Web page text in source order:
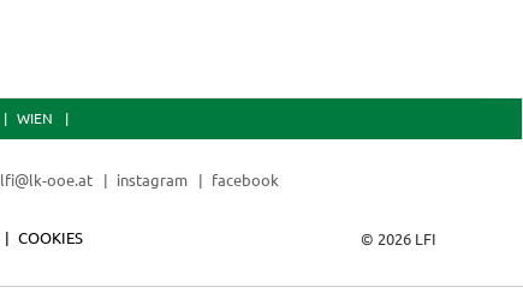
WIEN
lfi@lk-ooe.at instagram facebook
© 2026 LFI
COOKIES